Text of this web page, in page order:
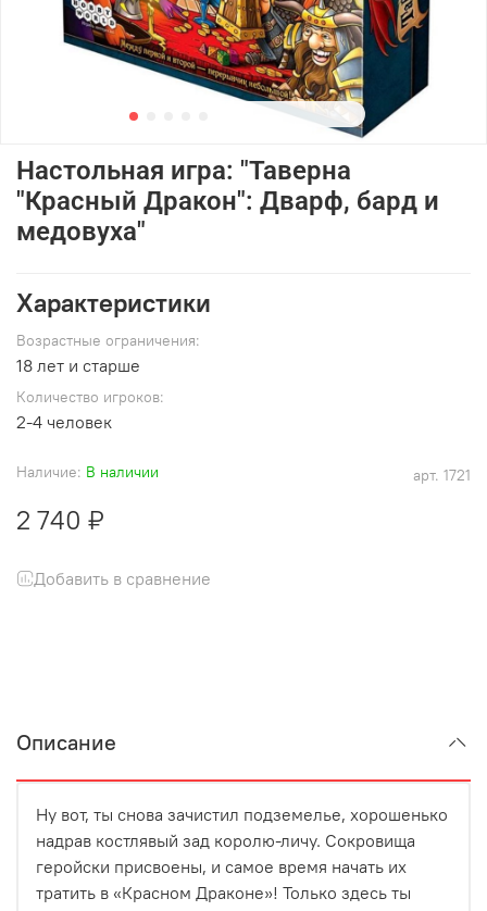
арт. 1721
Наличие: В наличии
Настольная игра: "Таверна
"Красный Дракон": Дварф, бард и
медовуха"
2 740 ₽
Добавить в сравнение
Характеристики
Возрастные ограничения:
18 лет и старше
Количество игроков:
2-4 человек
Описание
Ну вот, ты снова зачистил подземелье, хорошенько
надрав костлявый зад королю-личу. Сокровища
геройски присвоены, и самое время начать их
тратить в «Красном Драконе»! Только здесь ты